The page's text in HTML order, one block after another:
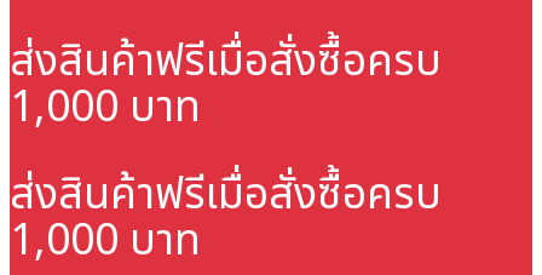
ส่งสินค้าฟรีเมื่อสั่งซื้อครบ
1,000 บาท
ส่งสินค้าฟรีเมื่อสั่งซื้อครบ
1,000 บาท